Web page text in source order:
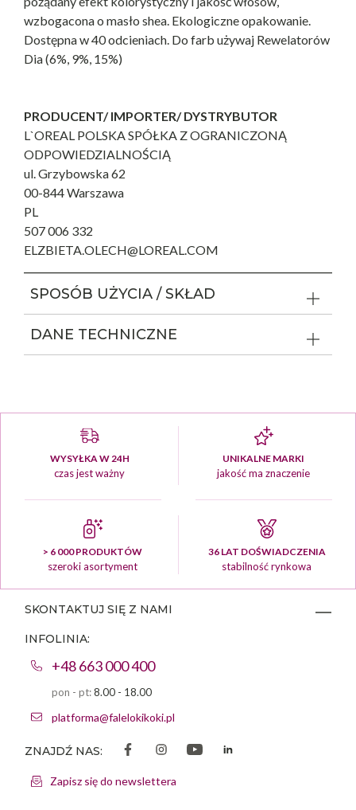
wzbogacona o masło shea. Ekologiczne opakowanie.
Dostępna w 40 odcieniach. Do farb używaj Rewelatorów
Dia (6%, 9%, 15%)
PRODUCENT/ IMPORTER/ DYSTRYBUTOR
L`OREAL POLSKA SPÓŁKA Z OGRANICZONĄ
ODPOWIEDZIALNOŚCIĄ
ul. Grzybowska 62
00-844 Warszawa
PL
507 006 332
ELZBIETA.OLECH@LOREAL.COM
SPOSÓB UŻYCIA / SKŁAD
DANE TECHNICZNE
WYSYŁKA W 24H
czas jest ważny
UNIKALNE MARKI
jakość ma znaczenie
> 6 000 PRODUKTÓW
szeroki asortyment
36 LAT DOŚWIADCZENIA
stabilność rynkowa
SKONTAKTUJ SIĘ Z NAMI
INFOLINIA:
+48 663 000 400
pon - pt:8.00 - 18.00
platforma@falelokikoki.pl
ZNAJDŹ NAS:
Zapisz się do newslettera